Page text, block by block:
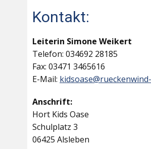
Kontakt:
Leiterin Simone Weikert
Telefon: 034692 28185
Fax: 03471 3465616
E-Mail:
Anschrift:
Hort Kids Oase
Schulplatz 3
06425 Alsleben